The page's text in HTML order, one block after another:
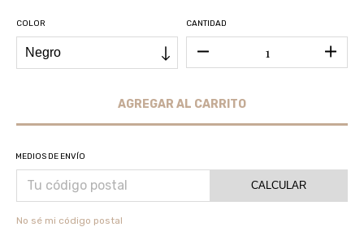
COLOR CANTIDAD
MEDIOS DE ENVÍO
CALCULAR
No sé mi código postal